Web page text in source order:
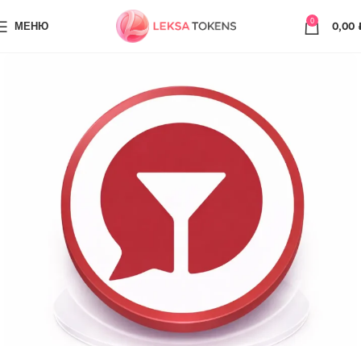
МЕНЮ 0 0,00